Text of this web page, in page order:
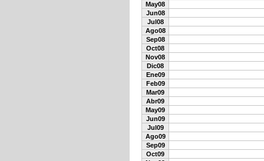
May08
Jun08
Jul08
Ago08
Sep08
Oct08
Nov08
Dic08
Ene09
Feb09
Mar09
Abr09
May09
Jun09
Jul09
Ago09
Sep09
Oct09